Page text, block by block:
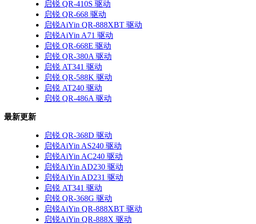
启锐 QR-410S 驱动
启锐 QR-668 驱动
启锐AiYin QR-888XBT 驱动
启锐AiYin A71 驱动
启锐 QR-668E 驱动
启锐 QR-380A 驱动
启锐 AT341 驱动
启锐 QR-588K 驱动
启锐 AT240 驱动
启锐 QR-486A 驱动
最新更新
启锐 QR-368D 驱动
启锐AiYin AS240 驱动
启锐AiYin AC240 驱动
启锐AiYin AD230 驱动
启锐AiYin AD231 驱动
启锐 AT341 驱动
启锐 QR-368G 驱动
启锐AiYin QR-888XBT 驱动
启锐AiYin QR-888X 驱动